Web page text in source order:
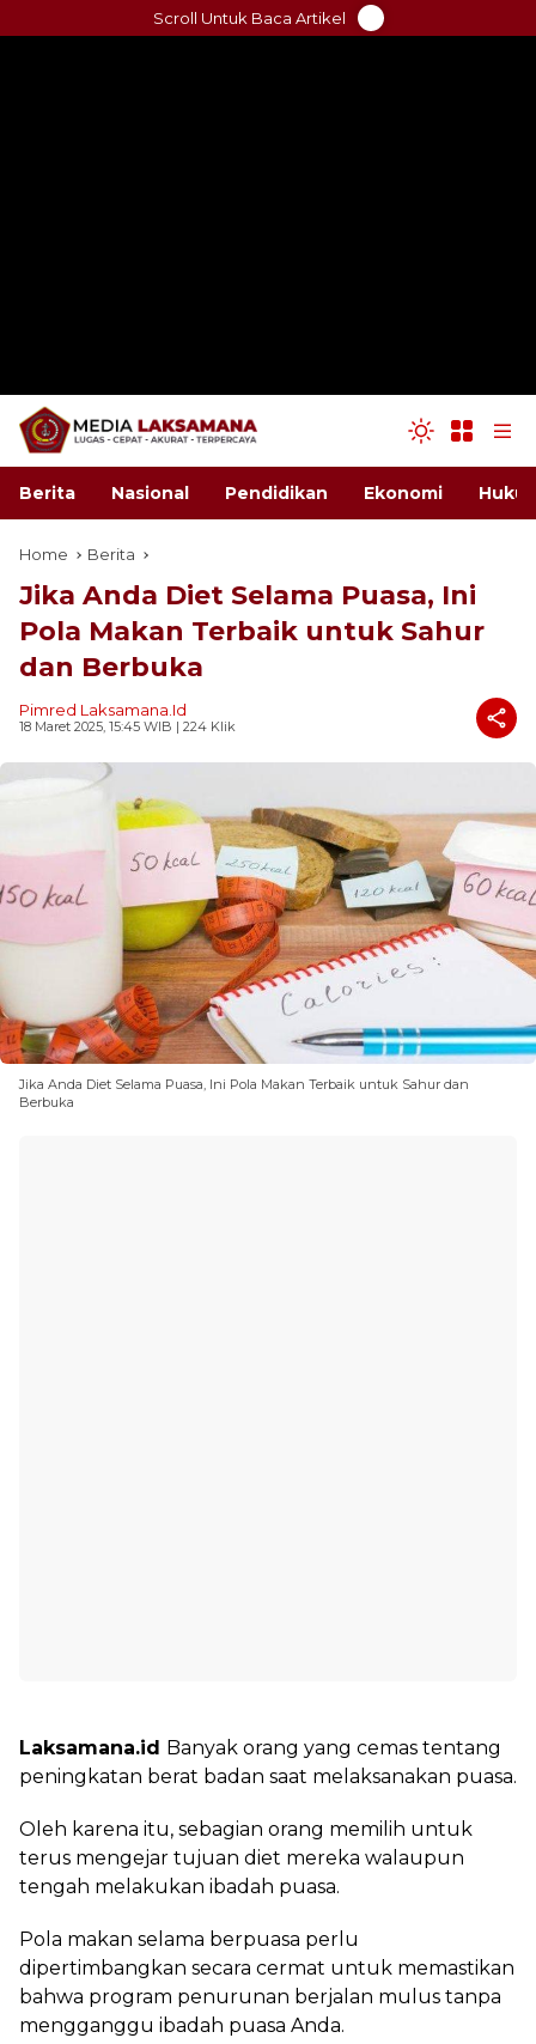
to
Scroll Untuk Baca Artikel
Berita Nasional Pendidikan Ekonomi
Home Berita
Jika Anda Diet Selama Puasa, Ini
Pola Makan Terbaik untuk Sahur
dan Berbuka
Pimred Laksamana.id
18 Maret 2025, 15:45 WIB | 224 Klik
Jika Anda Diet Selama Puasa, Ini Pola Makan Terbaik untuk Sahur dan
Berbuka
Laksamana.id Banyak orang yang cemas tentang
peningkatan berat badan saat melaksanakan puasa.
Oleh karena itu, sebagian orang memilih untuk
terus mengejar tujuan diet mereka walaupun
tengah melakukan ibadah puasa.
Pola makan selama berpuasa perlu
dipertimbangkan secara cermat untuk memastikan
bahwa program penurunan berjalan mulus tanpa
mengganggu ibadah puasa Anda.